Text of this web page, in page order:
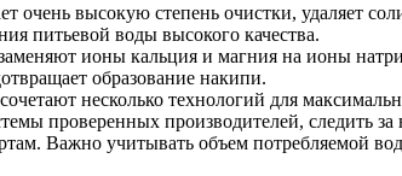
очень высокую степень очистки, удаляет
питьевой воды высокого качества.
ионы кальция и магния на ионы
образование накипи.
несколько технологий для
проверенных производителей, следить
Важно учитывать объем потребляемой